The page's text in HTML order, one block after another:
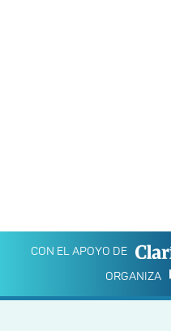
CON EL APOYO DE
ORGANIZA